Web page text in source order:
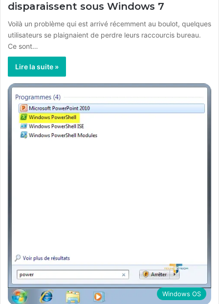
disparaissent sous Windows 7
Voilà un problème qui est arrivé récemment au boulot, quelques
utilisateurs se plaignaient de perdre leurs raccourcis bureau.
Ce sont…
Lire la suite »
Windows OS